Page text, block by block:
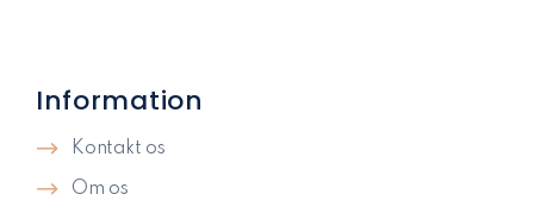
Information
Kontakt os
Om os